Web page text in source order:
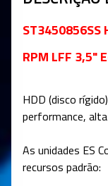
ST3450856SS
RPM LFF 3,5"
HDD (disco rígido)
performance,
As unidades ES
recursos padrão: